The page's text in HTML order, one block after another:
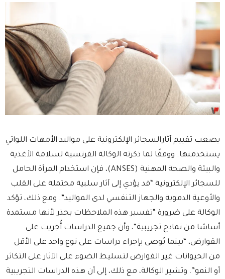
يصعب تقييم آثارالسجائر الإلكترونية على مواليد الأمهات اللواتي
يستخدمنها. ووفقًا لما ذكرته الوكالة الفرنسية لسلامة الأغذية
والبيئة والصحة المهنية (ANSES)، فإن استخدام المرأة الحامل
للسجائر الإلكترونية “قد يؤدي إلى آثار سلبية محتملة على القلب
والأوعية الدموية والجهاز التنفسي لدى المواليد”. ومع ذلك، تؤكد
الوكالة على ضرورة “تفسير هذه الملاحظات بحذر لأنها مستمدة
أساسًا من نماذج تجريبية”، وأن جميع الدراسات أُجريت على
القوارض، “بينما يُوصى بإجراء دراسات على نوع واحد على الأقل
من الحيوانات غير القوارض لتسليط الضوء على الآثار على التكاثر
أو النمو”. وتشير الوكالة، مع ذلك، إلى أن هذه الدراسات التجريبية